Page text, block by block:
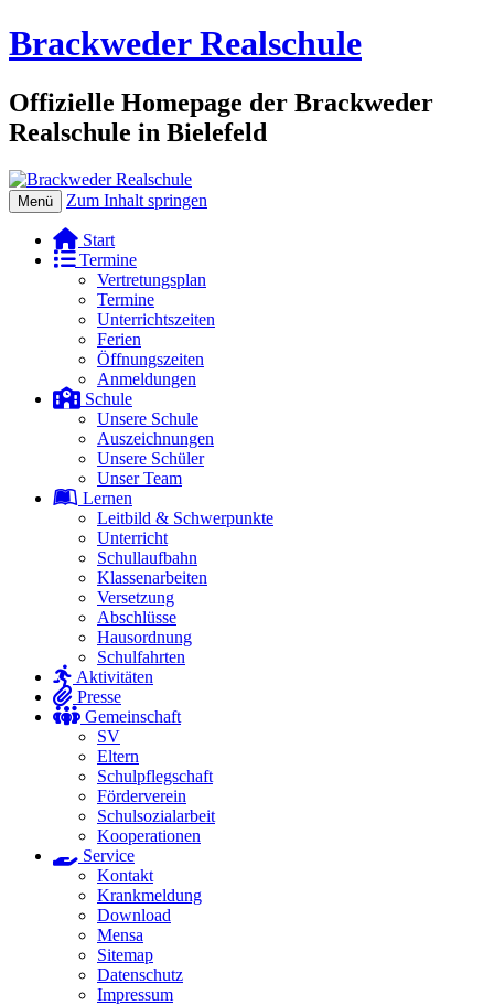
Brackweder Realschule
Offizielle Homepage der Brackweder
Realschule in Bielefeld
Menü Zum Inhalt springen
Start
Termine
Vertretungsplan
Termine
Unterrichtszeiten
Ferien
Öffnungszeiten
Anmeldungen
Schule
Unsere Schule
Auszeichnungen
Unsere Schüler
Unser Team
Lernen
Leitbild & Schwerpunkte
Unterricht
Schullaufbahn
Klassenarbeiten
Versetzung
Abschlüsse
Hausordnung
Schulfahrten
Aktivitäten
Presse
Gemeinschaft
SV
Eltern
Schulpflegschaft
Förderverein
Schulsozialarbeit
Kooperationen
Service
Kontakt
Krankmeldung
Download
Mensa
Sitemap
Datenschutz
Impressum